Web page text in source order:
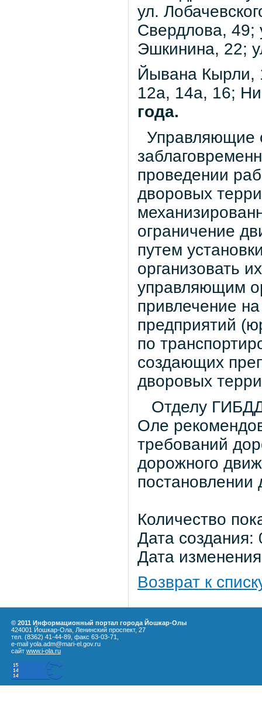
ул.
Свердлова, 49;
Эшкинина, 22;
Йывана Кырли,
12а, 14а, 16;
года.
Управляющие
проведении
дворовых
ограничение
путем
организовать
управляющим
привлечение
предприятий
по
создающих
дворовых
Отделу
Оле
требований
дорожного
Количество
Дата
Дата
Возврат к
© 2011 Информационный портал города Йошкар-Олы
424001 Йошкар-Ола, Ленинский проспект, 27
тел. (8362) 41-44-89, факс 63-03-71,
e-mail yola.adm@mari-el.gov.ru
сайт www.i-ola.ru